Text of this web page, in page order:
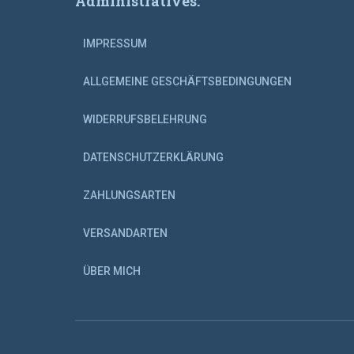
IMPRESSUM
ALLGEMEINE GESCHÄFTSBEDINGUNGEN
WIDERRUFSBELEHRUNG
DATENSCHUTZERKLÄRUNG
ZAHLUNGSARTEN
VERSANDARTEN
ÜBER MICH